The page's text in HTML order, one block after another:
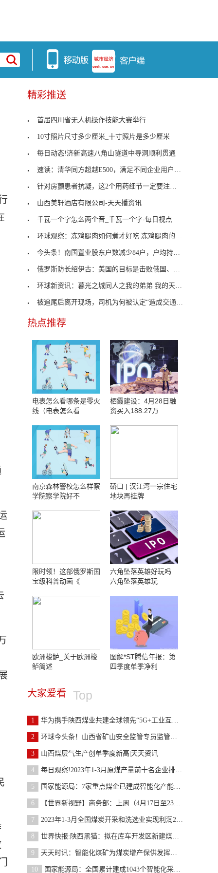
精彩推送
首届四川省无人机操作技能大赛举行
10寸照片尺寸多少厘米_十寸照片是多少厘米
每日动态!济新高速八角山隧道中导洞顺利贯通
速读：清华同方超越E500，满足不同企业用户需求
针对房颤患者抗凝，这2个用药细节一定要注意 天天
山西美轩酒店有限公司-天天播资讯
千瓦一个字怎么两个音_千瓦一个字-每日视点
环球观察：冻鸡腿肉如何煮才好吃 冻鸡腿肉的做法
今头条！南国置业股东户数减少84户，户均持股5.73万元
俄罗斯防长绍伊古：美国的目标是击败俄国、威胁中国
环球新资讯：暮光之城同人之我的弟弟 我的天使_对
被追尾后离开现场，司机为何被认定“造成交通事故后
热点推荐
电表怎么看哪条是零火
线（电表怎么看
栖霞建设：4月28日融
资买入188.27万
南京森林警校怎么样察
学院察学院好不
硚口 | 汉江湾一宗住宅
地块再挂牌
限时领！这部俄罗斯国
宝级科普动画《
六角坠落英雄好玩吗
六角坠落英雄玩
欧洲梭鲈_关于欧洲梭
鲈简述
图解*ST腾信年报：第
四季度单季净利
大家爱看 Top
1 华为携手陕西煤业共建全球领先“5G+工业互联网”智
2 环球今头条！山西省矿山安全监管专员监管煤矿情况表
3 山西煤层气生产创单季度新高|天天资讯
4 每日观察!2023年1-3月原煤产量前十名企业排名公布
5 国家能源局：7家重点煤企已建成智能化产能13.93亿吨
6 【世界新视野】商务部：上周（4月17日至23日）全国
7 2023年1-3月全国煤炭开采和洗选业实现利润2250.7亿
8 世界快报:陕西黑猫：拟在库车开发区新建煤化工循环
9 天天时讯：智能化煤矿为煤炭增产保供发挥关键作用
10 国家能源局：全国累计建成1043个智能化采煤工作面